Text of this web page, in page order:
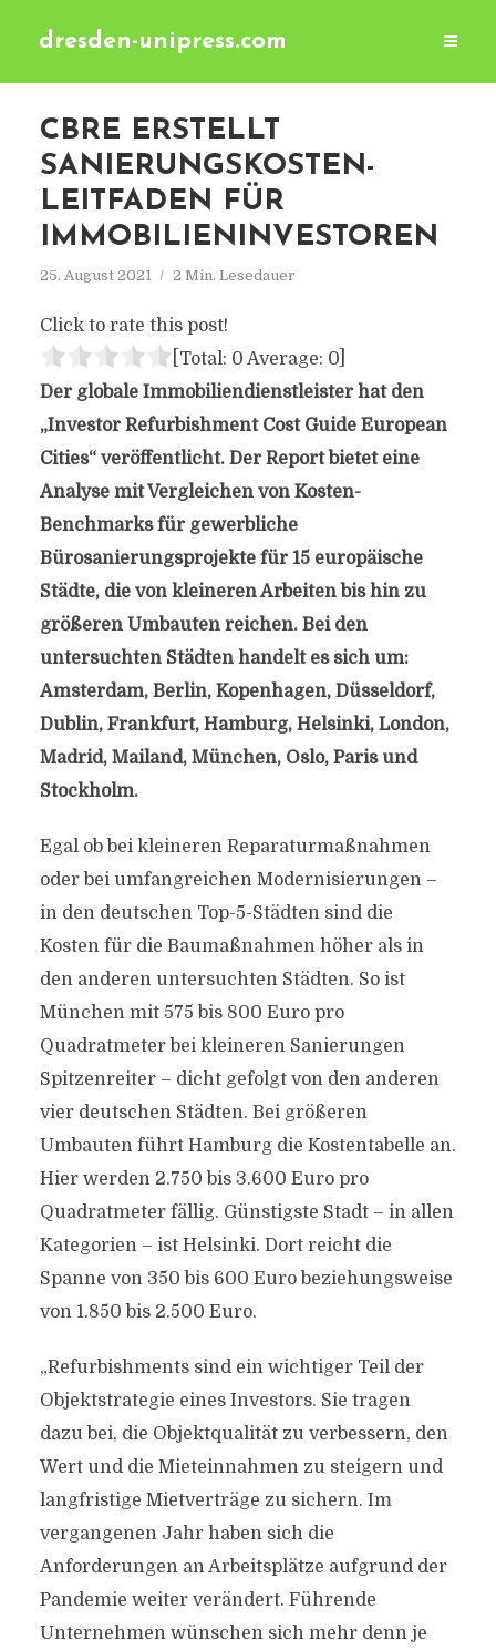
dresden-unipress.com
CBRE ERSTELLT
SANIERUNGSKOSTEN-
LEITFADEN FÜR
IMMOBILIENINVESTOREN
25. August 2021 2 Min. Lesedauer
Click to rate this post!
[Total: 0 Average: 0]
Der globale Immobiliendienstleister hat den
„Investor Refurbishment Cost Guide European
Cities“ veröffentlicht. Der Report bietet eine
Analyse mit Vergleichen von Kosten-
Benchmarks für gewerbliche
Bürosanierungsprojekte für 15 europäische
Städte, die von kleineren Arbeiten bis hin zu
größeren Umbauten reichen. Bei den
untersuchten Städten handelt es sich um:
Amsterdam, Berlin, Kopenhagen, Düsseldorf,
Dublin, Frankfurt, Hamburg, Helsinki, London,
Madrid, Mailand, München, Oslo, Paris und
Stockholm.
Egal ob bei kleineren Reparaturmaßnahmen
oder bei umfangreichen Modernisierungen –
in den deutschen Top-5-Städten sind die
Kosten für die Baumaßnahmen höher als in
den anderen untersuchten Städten. So ist
München mit 575 bis 800 Euro pro
Quadratmeter bei kleineren Sanierungen
Spitzenreiter – dicht gefolgt von den anderen
vier deutschen Städten. Bei größeren
Umbauten führt Hamburg die Kostentabelle an.
Hier werden 2.750 bis 3.600 Euro pro
Quadratmeter fällig. Günstigste Stadt – in allen
Kategorien – ist Helsinki. Dort reicht die
Spanne von 350 bis 600 Euro beziehungsweise
von 1.850 bis 2.500 Euro.
„Refurbishments sind ein wichtiger Teil der
Objektstrategie eines Investors. Sie tragen
dazu bei, die Objektqualität zu verbessern, den
Wert und die Mieteinnahmen zu steigern und
langfristige Mietverträge zu sichern. Im
vergangenen Jahr haben sich die
Anforderungen an Arbeitsplätze aufgrund der
Pandemie weiter verändert. Führende
Unternehmen wünschen sich mehr denn je